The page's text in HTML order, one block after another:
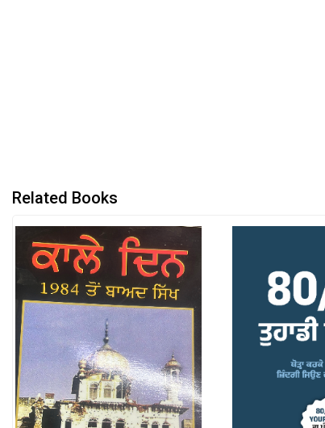
Related Books